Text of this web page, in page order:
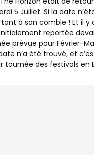
5 Juillet. Si la date
à son comble ! Et il y
reportée
prévue pour Février-
n’a été trouvé, et
tournée des festivals en